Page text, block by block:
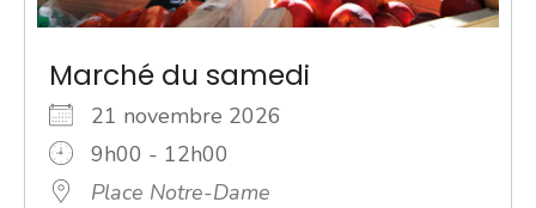
Marché du samedi
21 novembre 2026
9h00 - 12h00
Place Notre-Dame